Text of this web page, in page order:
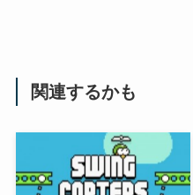
関連するかも